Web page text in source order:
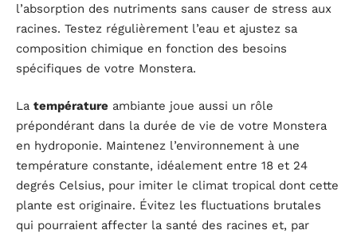
l’absorption des nutriments sans causer de stress aux
racines. Testez régulièrement l’eau et ajustez sa
composition chimique en fonction des besoins
spécifiques de votre Monstera.
La température ambiante joue aussi un rôle
prépondérant dans la durée de vie de votre Monstera
en hydroponie. Maintenez l’environnement à une
température constante, idéalement entre 18 et 24
degrés Celsius, pour imiter le climat tropical dont cette
plante est originaire. Évitez les fluctuations brutales
qui pourraient affecter la santé des racines et, par